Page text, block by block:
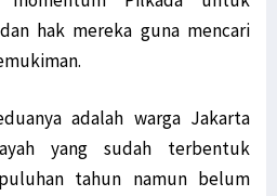
hak mereka guna mencari
adalah warga Jakarta
yang sudah terbentuk
tahun namun belum